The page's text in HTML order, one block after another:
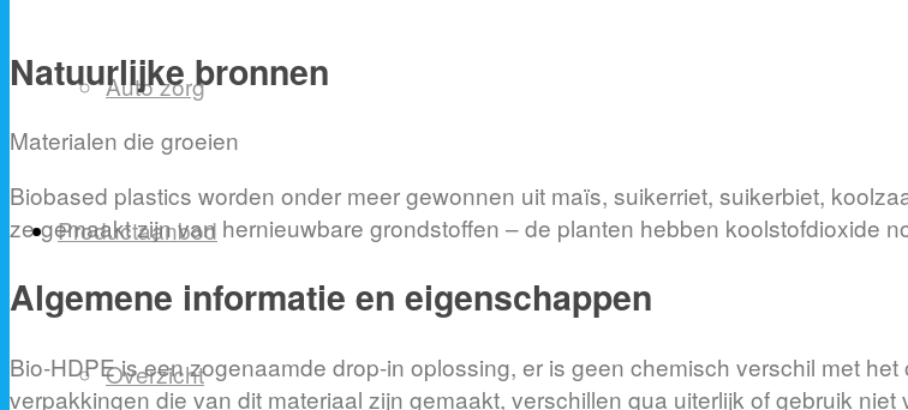
Auto zorg
Productaanbod
Overzicht
Natuurlijke bronnen
Materialen die groeien
Biobased plastics worden onder meer gewonnen uit maïs, suikerriet, suikerbiet,
ze gemaakt zijn van hernieuwbare grondstoffen – de planten hebben koolstofdioxide
Algemene informatie en eigenschappen
Bio-HDPE is een zogenaamde drop-in oplossing, er is geen chemisch verschil met
verpakkingen die van dit materiaal zijn gemaakt, verschillen qua uiterlijk of gebruik